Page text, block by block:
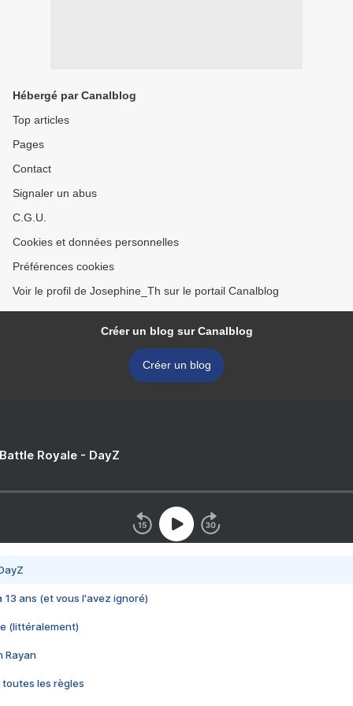
Hébergé par Canalblog
Top articles
Pages
Contact
Signaler un abus
C.G.U.
Cookies et données personnelles
Préférences cookies
Voir le profil de Josephine_Th sur le portail Canalblog
Créer un blog sur Canalblog
Créer un blog
Royale - DayZ
13 ans (et vous l'avez ignoré)
(littéralement)
Rayan
toutes les règles